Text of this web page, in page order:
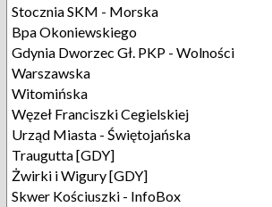
Stocznia SKM - Morska
Bpa Okoniewskiego
Gdynia Dworzec Gł. PKP - Wolności
Warszawska
Witomińska
Węzeł Franciszki Cegielskiej
Urząd Miasta - Świętojańska
Traugutta [GDY]
Żwirki i Wigury [GDY]
Skwer Kościuszki - InfoBox